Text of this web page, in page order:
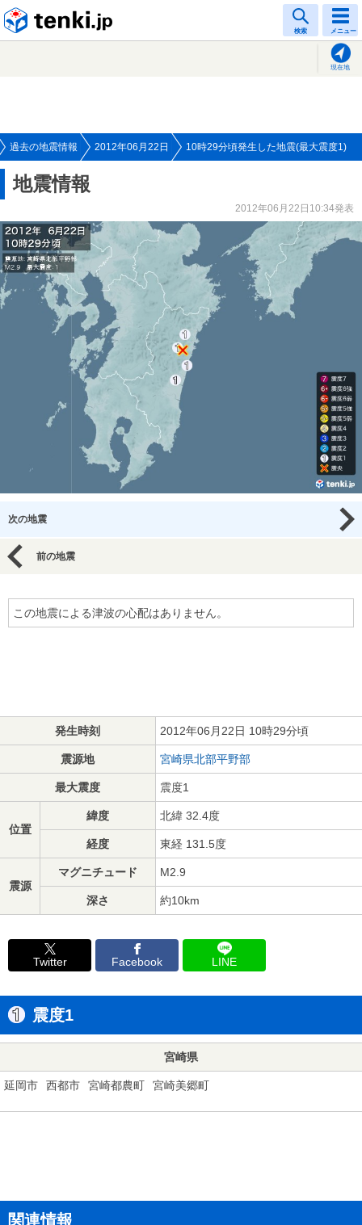
検索 メニュー
現在地
過去の地震情報 2012年06月22日 10時29分頃発生した地震(最大震度1)
地震情報
2012年06月22日10:34発表
次の地震
前の地震
この地震による津波の心配はありません。
発生時刻 2012年06月22日 10時29分頃
震源地 宮崎県北部平野部
最大震度 震度1
位置
緯度 北緯 32.4度
経度 東経 131.5度
震源
マグニチュード M2.9
深さ 約10km
Twitter Facebook LINE
震度1
宮崎県
延岡市 西都市 宮崎都農町 宮崎美郷町
関連情報